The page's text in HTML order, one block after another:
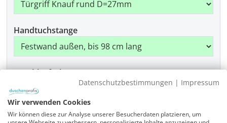
Handtuchstange
Beschlagfarbe
Produkt Anzahl: Gib den gewünschten
Datenschutzbestimmungen | Impressum
Wir verwenden Cookies
Wir können diese zur Analyse unserer Besucherdaten platzieren, um